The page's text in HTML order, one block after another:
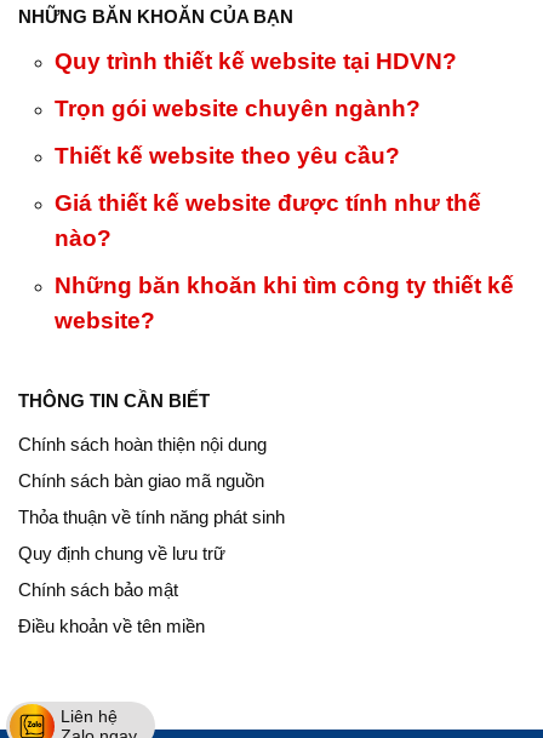
NHỮNG BĂN KHOĂN CỦA BẠN
Quy trình thiết kế website tại HDVN?
Trọn gói website chuyên ngành?
Thiết kế website theo yêu cầu?
Giá thiết kế website được tính như thế
nào?
Những băn khoăn khi tìm công ty thiết kế
website?
THÔNG TIN CẦN BIẾT
Chính sách hoàn thiện nội dung
Chính sách bàn giao mã nguồn
Thỏa thuận về tính năng phát sinh
Quy định chung về lưu trữ
Chính sách bảo mật
Điều khoản về tên miền
Liên hệ